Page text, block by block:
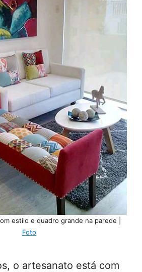
estilo e quadro grande na parede |
Foto
o artesanato está com